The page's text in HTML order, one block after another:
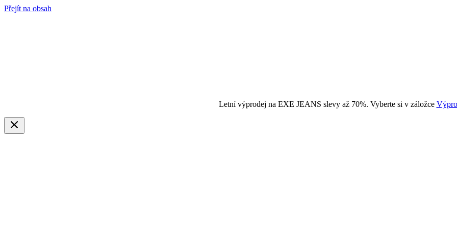
Přejít na obsah
Letní výprodej na EXE JEANS slevy až 70%. Vyberte si v záložce